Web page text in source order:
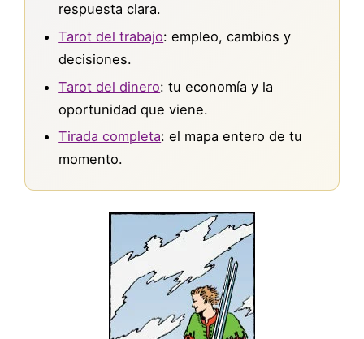
respuesta clara.
Tarot del trabajo: empleo, cambios y
decisiones.
Tarot del dinero: tu economía y la
oportunidad que viene.
Tirada completa: el mapa entero de tu
momento.